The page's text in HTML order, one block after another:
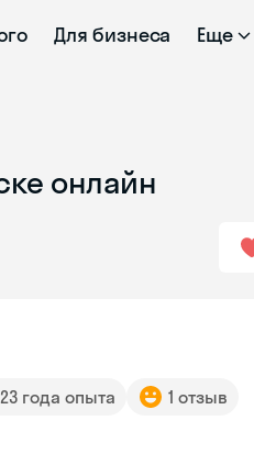
Для бизнеса Еще
онлайн
23 года опыта 1 отзыв